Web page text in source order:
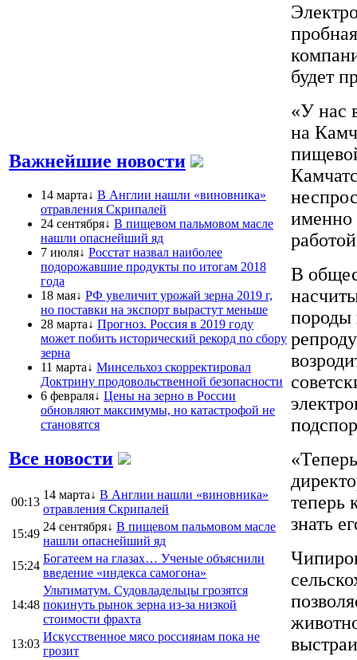
Важнейшие новости
14 марта↓ В Англии нашли «виновника»
отравления Скрипалей
24 сентября↓ В пищевом пальмовом масле
нашли опаснейший яд
7 июля↓ Росстат назвал наиболее
подорожавшие продукты по итогам 2018
года
18 мая↓ РФ увеличит урожай зерна 2019 г,
но поставки на экспорт вырастут меньше
28 марта↓ Прогноз. Россия в 2019 году
может побить исторический рекорд по сбору
зерна
11 марта↓ Минсельхоз скорректировал
Доктрину продовольственной безопасности
6 февраля↓ Цены на зерно в России
обновляют максимумы, но катастрофой не
становятся
Все новости
00:13
14 марта↓ В Англии нашли «виновника»
отравления Скрипалей
15:49
24 сентября↓ В пищевом пальмовом масле
нашли опаснейший яд
15:24
Богатеем на глазах… Ученые объяснили
введение «индекса самогона»
14:48
Ультиматум. Судовладельцы грозятся
покинуть рынок зерна из-за низкой
стоимости фрахта
13:03
Искусственное мясо россиянам пока не
грозит
будет
«У нас
на
именно
В
породы
теперь
знать